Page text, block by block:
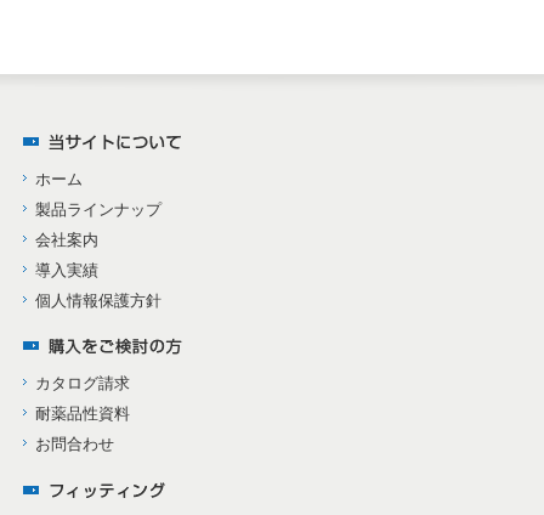
ホーム
製品ラインナップ
会社案内
導入実績
個人情報保護方針
カタログ請求
耐薬品性資料
お問合わせ